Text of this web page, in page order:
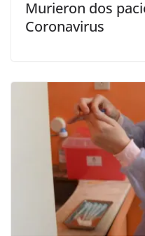
Murieron dos
Coronavirus